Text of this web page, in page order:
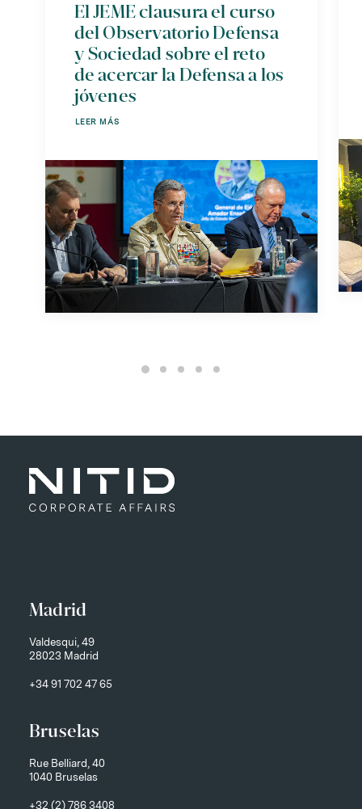
El JEME clausura el curso
del Observatorio Defensa
y Sociedad sobre el reto
de acercar la Defensa a los
jóvenes
LEER MÁS
Madrid
Valdesqui, 49
28023 Madrid
+34 91 702 47 65
Bruselas
Rue Belliard, 40
1040 Bruselas
+32 (2) 786 3408